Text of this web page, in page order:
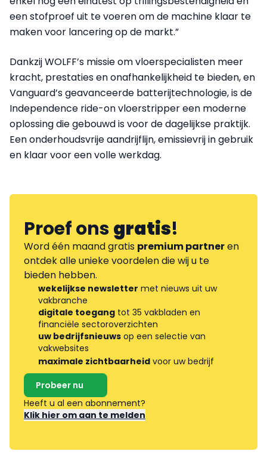
een stofproef uit te voeren om de machine klaar te
maken voor lancering op de markt.”
Dankzij WOLFF’s missie om vloerspecialisten meer
kracht, prestaties en onafhankelijkheid te bieden, en
Vanguard’s geavanceerde batterijtechnologie, is de
Independence ride-on vloerstripper een moderne
oplossing die gebouwd is voor de dagelijkse praktijk.
Een onderhoudsvrije aandrijflijn, emissievrij in gebruik
en klaar voor een volle werkdag.
Proef onsgratis!
Word één maand gratis premium partneren
ontdek alle unieke voordelen die wij u te
bieden hebben.
wekelijkse newsletter met nieuws uit uw
vakbranche
digitale toegang tot 35 vakbladen en
financiële sectoroverzichten
uw bedrijfsnieuws op een selectie van
vakwebsites
maximale zichtbaarheid voor uw bedrijf
Probeer nu
Heeft u al een abonnement?
Klik hier om aan te melden